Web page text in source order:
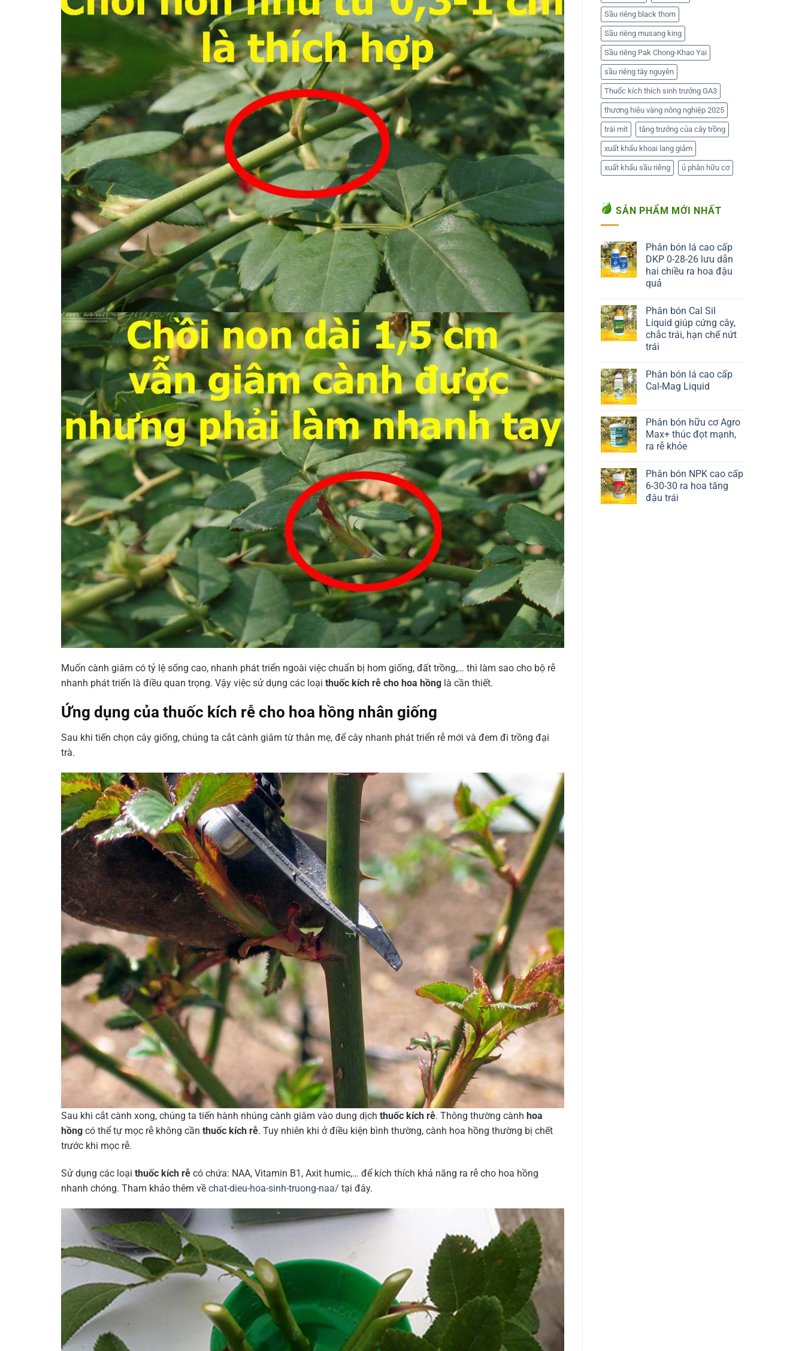
Muốn cành giâm có tỷ lệ sống cao, nhanh phát triển ngoài việc chuẩn bị hom giống, đất trồng,… thì làm sao cho bộ rễ
nhanh phát triển là điều quan trọng. Vậy việc sử dụng các loại thuốc kích rễ cho hoa hồng là cần thiết.
Ứng dụng của thuốc kích rễ cho hoa hồng nhân giống
Sau khi tiến chọn cây giống, chúng ta cắt cành giâm từ thân mẹ, để cây nhanh phát triển rễ mới và đem đi trồng đại
trà.
Sau khi cắt cành xong, chúng ta tiến hành nhúng cành giâm vào dung dịch thuốc kích rễ. Thông thường cành hoa
hồng có thể tự mọc rễ không cần thuốc kích rễ. Tuy nhiên khi ở điều kiện bình thường, cành hoa hồng thường bị chết
trước khi mọc rễ.
Sử dụng các loại thuốc kích rễ có chứa: NAA, Vitamin B1, Axit humic,… để kích thích khả năng ra rễ cho hoa hồng
nhanh chóng. Tham khảo thêm về chat-dieu-hoa-sinh-truong-naa/ tại đây.
Sầu riêng black thorn
Sầu riêng musang king
Sầu riêng Pak Chong-Khao Yai
sầu riêng tây nguyên
Thuốc kích thích sinh trưởng GA3
thương hiệu vàng nông nghiệp 2025
trái mít tăng trưởng của cây trồng
xuất khẩu khoai lang giảm
xuất khẩu sầu riêng ủ phân hữu cơ
SẢN PHẨM MỚI NHẤT
Phân bón lá cao cấp
DKP 0-28-26 lưu dẫn
hai chiều ra hoa đậu
quả
Phân bón Cal Sil
Liquid giúp cứng cây,
chắc trái, hạn chế nứt
trái
Phân bón lá cao cấp
Cal-Mag Liquid
Phân bón hữu cơ Agro
Max+ thúc đọt mạnh,
ra rễ khỏe
Phân bón NPK cao cấp
6-30-30 ra hoa tăng
đậu trái